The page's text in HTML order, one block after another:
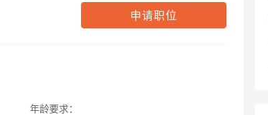
申请职位
年龄要求：